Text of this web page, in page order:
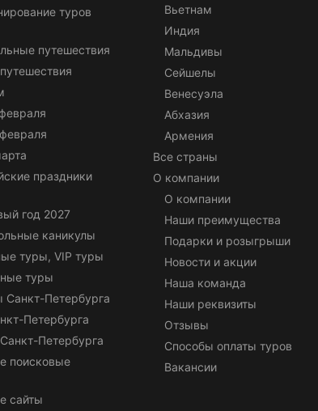
туров
путешествия
праздники
год 2027
каникулы
туры, VIP туры
туры
Санкт-Петербурга
Петербурга
Петербурга
поисковые
сайты
Вьетнам
Индия
Мальдивы
Сейшелы
Венесуэла
Абхазия
Армения
Все страны
О компании
О компании
Наши преимущества
Подарки и розыгрыши
Новости и акции
Наша команда
Наши реквизиты
Отзывы
Способы оплаты туров
Вакансии